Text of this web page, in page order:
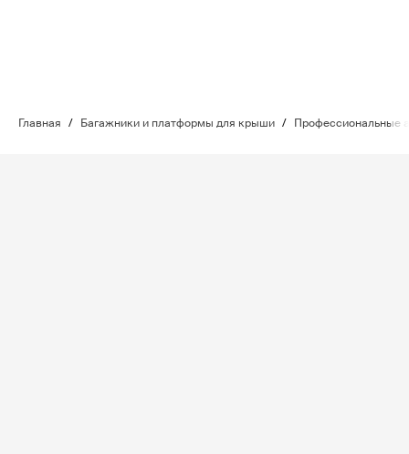
Главная / Багажники и платформы для крыши / Профессиональные